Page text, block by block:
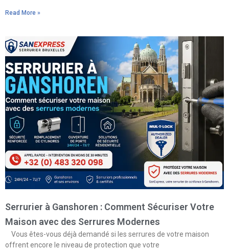
Read More »
Serrurier à Ganshoren : Comment Sécuriser Votre
Maison avec des Serrures Modernes
Vous êtes-vous déjà demandé si les serrures de votre maison
offrent encore le niveau de protection que votre